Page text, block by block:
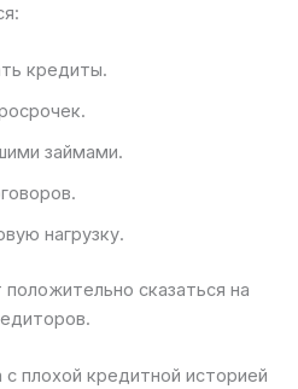
кредиты.
займами.
нагрузку.
сказаться на
плохой кредитной историей